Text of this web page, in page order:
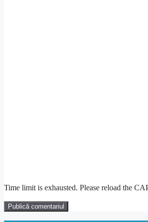
Time limit is exhausted. Please reload the